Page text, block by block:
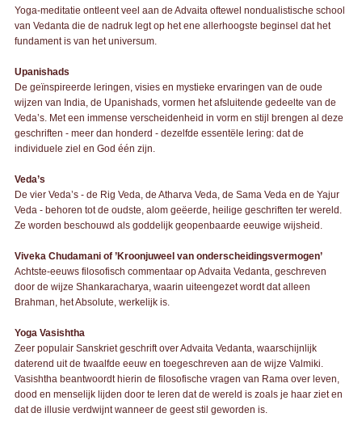
Yoga-meditatie ontleent veel aan de Advaita oftewel nondualistische school
van Vedanta die de nadruk legt op het ene allerhoogste beginsel dat het
fundament is van het universum.
Upanishads
De geïnspireerde leringen, visies en mystieke ervaringen van de oude
wijzen van India, de Upanishads, vormen het afsluitende gedeelte van de
Veda’s. Met een immense verscheidenheid in vorm en stijl brengen al deze
geschriften - meer dan honderd - dezelfde essentële lering: dat de
individuele ziel en God één zijn.
Veda’s
De vier Veda’s - de Rig Veda, de Atharva Veda, de Sama Veda en de Yajur
Veda - behoren tot de oudste, alom geëerde, heilige geschriften ter wereld.
Ze worden beschouwd als goddelijk geopenbaarde eeuwige wijsheid.
Viveka Chudamani of ’Kroonjuweel van onderscheidingsvermogen’
Achtste-eeuws filosofisch commentaar op Advaita Vedanta, geschreven
door de wijze Shankaracharya, waarin uiteengezet wordt dat alleen
Brahman, het Absolute, werkelijk is.
Yoga Vasishtha
Zeer populair Sanskriet geschrift over Advaita Vedanta, waarschijnlijk
daterend uit de twaalfde eeuw en toegeschreven aan de wijze Valmiki.
Vasishtha beantwoordt hierin de filosofische vragen van Rama over leven,
dood en menselijk lijden door te leren dat de wereld is zoals je haar ziet en
dat de illusie verdwijnt wanneer de geest stil geworden is.